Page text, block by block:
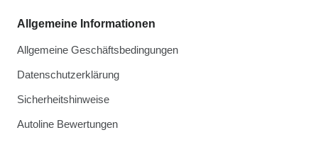
Allgemeine Informationen
Allgemeine Geschäftsbedingungen
Datenschutzerklärung
Sicherheitshinweise
Autoline Bewertungen